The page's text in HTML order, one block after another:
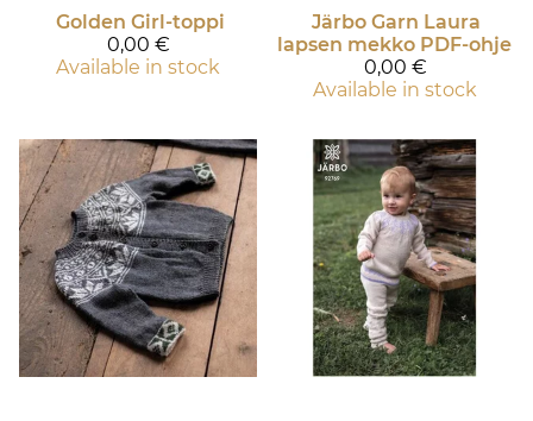
Golden Girl-toppi
0,00 €
Available in stock
Järbo Garn Laura
lapsen mekko PDF-ohje
0,00 €
Available in stock